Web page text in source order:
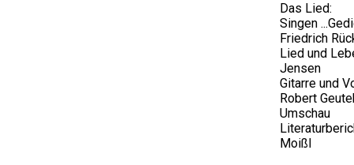
Das Lied:
Singen
Friedrich
Lied und
Jensen
Gitarre und
Robert
Umschau
Moißl